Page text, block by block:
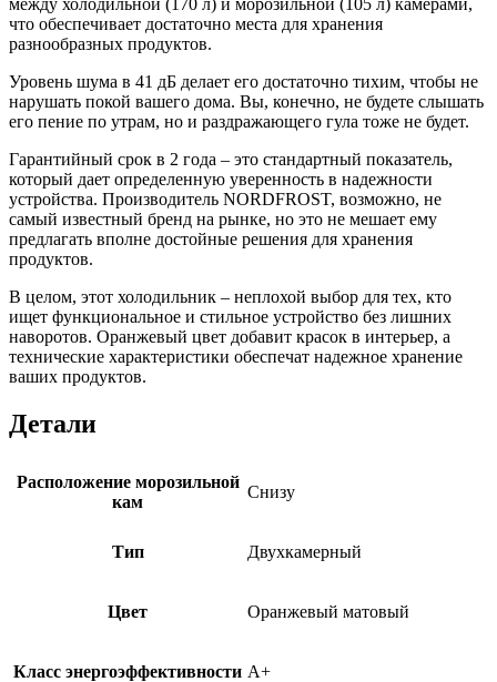
что обеспечивает достаточно места для хранения
разнообразных продуктов.
Уровень шума в 41 дБ делает его достаточно тихим, чтобы не
нарушать покой вашего дома. Вы, конечно, не будете слышать
его пение по утрам, но и раздражающего гула тоже не будет.
Гарантийный срок в 2 года – это стандартный показатель,
который дает определенную уверенность в надежности
устройства. Производитель NORDFROST, возможно, не
самый известный бренд на рынке, но это не мешает ему
предлагать вполне достойные решения для хранения
продуктов.
В целом, этот холодильник – неплохой выбор для тех, кто
ищет функциональное и стильное устройство без лишних
наворотов. Оранжевый цвет добавит красок в интерьер, а
технические характеристики обеспечат надежное хранение
ваших продуктов.
Детали
Расположение морозильной
кам
Снизу
Тип Двухкамерный
Цвет Оранжевый матовый
Класс энергоэффективности A+